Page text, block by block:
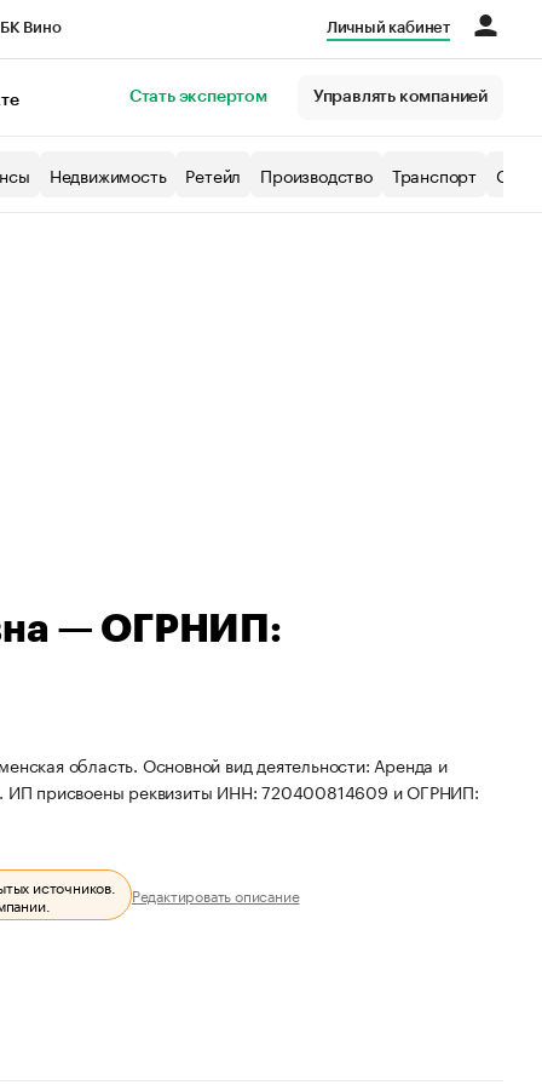
Вино Личный кабинет
Стать экспертом Управлять компанией
Недвижимость Ретейл Производство Транспорт
— ОГРНИП:
область. Основной вид деятельности: Аренда и
ИП присвоены реквизиты ИНН: 720400814609 и ОГРНИП:
источников.
Редактировать описание